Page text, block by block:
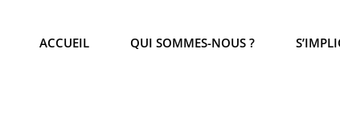
ACCUEIL QUI SOMMES-NOUS ?